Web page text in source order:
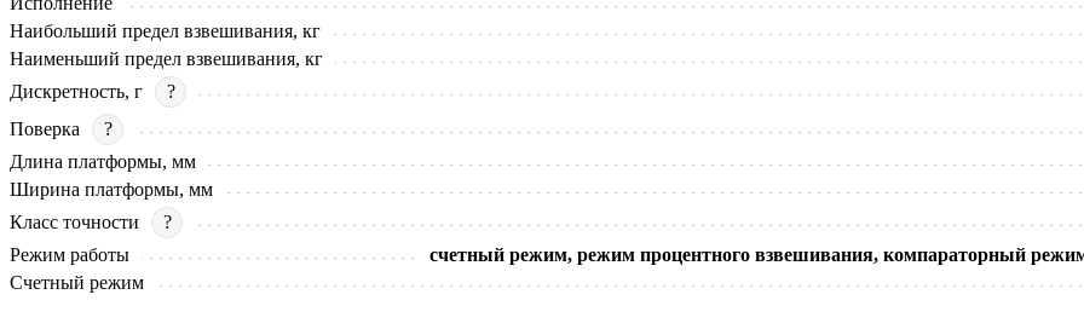
Наибольший предел взвешивания, кг
Наименьший предел взвешивания, кг
Дискретность, г
?
Поверка
?
Длина платформы, мм
Ширина платформы, мм
Класс точности
?
Режим работы
счетный режим, режим процентного взвешивания, компараторный
Счетный режим